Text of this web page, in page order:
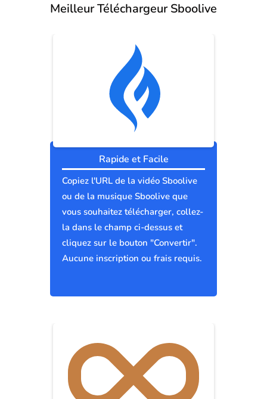
Meilleur Téléchargeur Sboolive
Rapide et Facile
Copiez l'URL de la vidéo Sboolive
ou de la musique Sboolive que
vous souhaitez télécharger, collez-
la dans le champ ci-dessus et
cliquez sur le bouton "Convertir".
Aucune inscription ou frais requis.